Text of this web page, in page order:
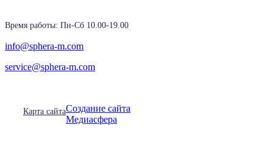
Время работы: Пн-Cб 10.00-19.00
info@sphera-m.com
service@sphera-m.com
Карта сайтаСоздание сайта
Медиасфера